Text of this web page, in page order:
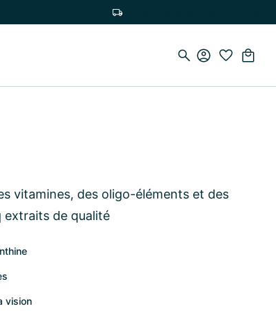
vitamines, des oligo-éléments et des
extraits de qualité
vision